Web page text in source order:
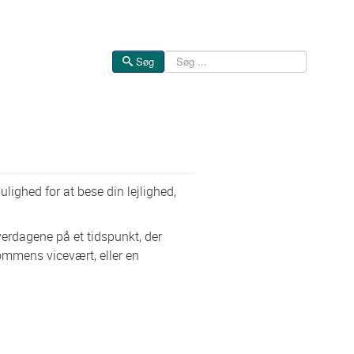
Søg Søg
for at bese din lejlighed,
på et tidspunkt, der
vicevært, eller en